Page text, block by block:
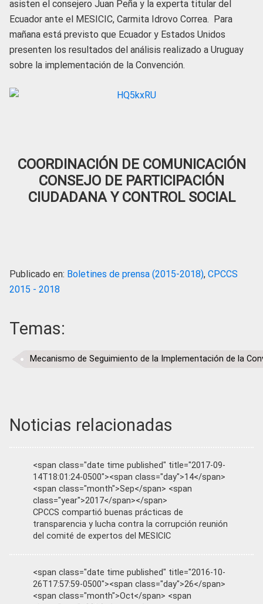
asisten el consejero Juan Peña y la experta titular del
Ecuador ante el MESICIC, Carmita Idrovo Correa. Para
mañana está previsto que Ecuador y Estados Unidos
presenten los resultados del análisis realizado a Uruguay
sobre la implementación de la Convención.
COORDINACIÓN DE COMUNICACIÓN
CONSEJO DE PARTICIPACIÓN
CIUDADANA Y CONTROL SOCIAL
Publicado en: Boletines de prensa (2015-2018), CPCCS
2015 - 2018
Temas:
Mecanismo de Seguimiento de la Implementación de la
Noticias relacionadas
<span class="date time published" title="2017-09-
14T18:01:24-0500"><span class="day">14</span>
<span class="month">Sep</span> <span
class="year">2017</span></span>
CPCCS compartió buenas prácticas de
transparencia y lucha contra la corrupción reunión
del comité de expertos del MESICIC
<span class="date time published" title="2016-10-
26T17:57:59-0500"><span class="day">26</span>
<span class="month">Oct</span> <span